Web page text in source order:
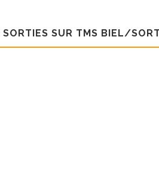
SORTIES SUR TMS BIEL/